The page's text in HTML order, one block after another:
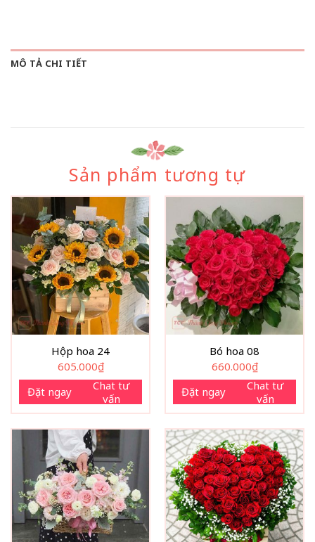
MÔ TẢ CHI TIẾT
Sản phẩm tương tự
Hộp hoa 24
605.000₫
Đặt ngay
Chat tư
vấn
Bó hoa 08
660.000₫
Đặt ngay
Chat tư
vấn